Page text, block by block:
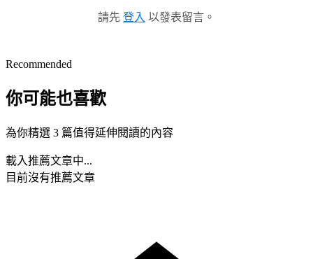
請先 登入 以發表留言。
Recommended
你可能也喜歡
為你精選 3 篇值得延伸閱讀的內容
載入推薦文章中...
目前沒有推薦文章